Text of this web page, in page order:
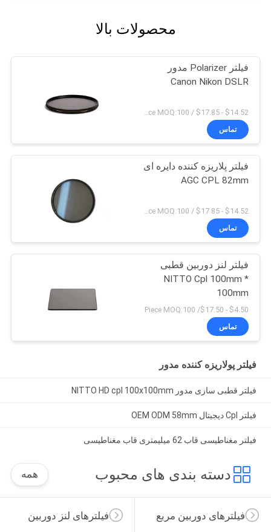
محصولات بالا
فیلتر Polarizer مدور
Canon Nikon DSLR
$14.52 - $17.85 / Piece MOQ:100
تماس
فیلتر پلاریزه کننده دایره ای
AGC CPL 82mm
تماس
فیلتر لنز دوربین قطبی
NITTO Cpl 100mm *
100mm
$4.50 - $17.50/ Piece MOQ:100
تماس
فیلتر پولاریزه کننده مدور
فیلتر قطبی سازی مدور NITTO HD cpl 100x100mm
فیلتر Cpl دیجیتال OEM ODM 58mm
فیلتر مغناطیسی قاب 62 میلیمتری قاب مغناطیسی
دسته بندی های محبوب همه
فیلترهای لنز دوربین فیلترهای دوربین مربع